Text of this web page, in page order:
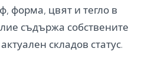
форма, цвят и тегло в
съдържа собствените
складов статус.